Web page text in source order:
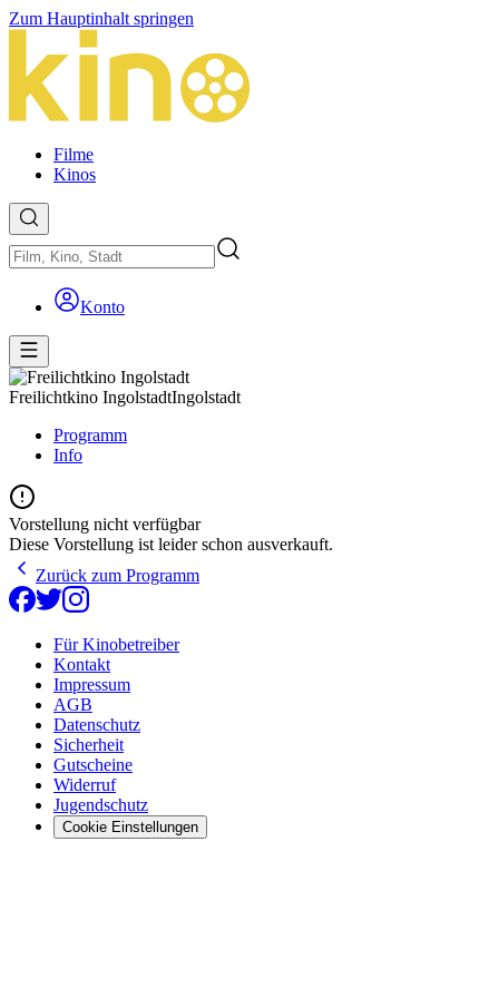
Zum Hauptinhalt springen
Filme
Kinos
Konto
Freilichtkino IngolstadtIngolstadt
Programm
Info
Vorstellung nicht verfügbar
Diese Vorstellung ist leider schon ausverkauft.
Zurück zum Programm
Für Kinobetreiber
Kontakt
Impressum
AGB
Datenschutz
Sicherheit
Gutscheine
Widerruf
Jugendschutz
Cookie Einstellungen